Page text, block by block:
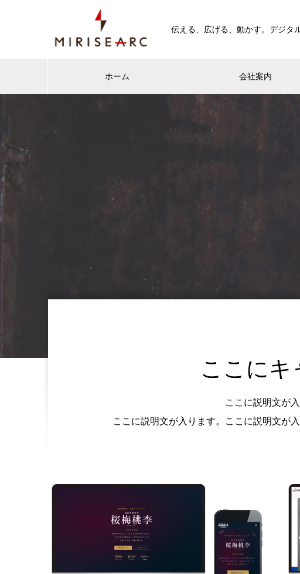
伝える、広げる、動かす。デジタ
ホーム 会社案内
ここにキ
ここに説明文が
ここに説明文が入ります。ここに説明文が